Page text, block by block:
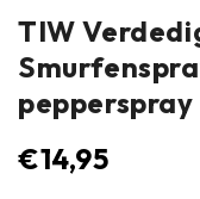
TIW
pepperspray
€14,95